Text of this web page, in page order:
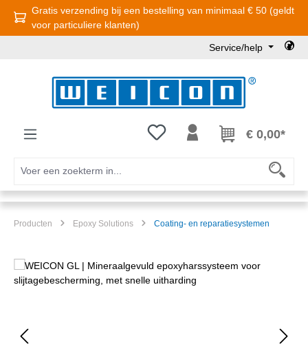
Ga naar de hoofdinhoud
Gratis verzending bij een bestelling van minimaal € 50 (geldt
voor particuliere klanten)
Service/help
Je hebt 0 items op je€ 0,00*
Producten Epoxy Solutions Coating- en reparatiesystemen
Afbeeldingengalerij overslaan